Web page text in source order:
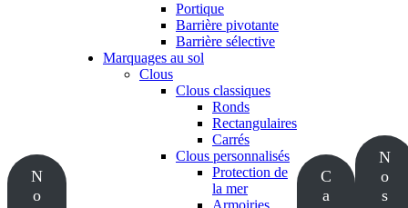
N
o
Portique
Barrière pivotante
Barrière sélective
Marquages au sol
Clous
Clous classiques
Ronds
Rectangulaires
Carrés
Clous personnalisés
Protection de
la mer
Armoiries
C
a
N
o
s